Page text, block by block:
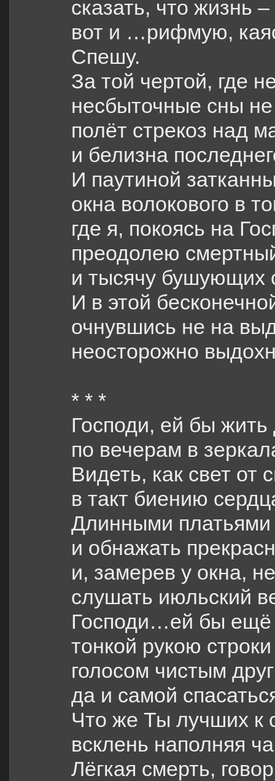
сказать, что жизнь
вот и …рифмую,
Спешу.
За той чертой, где
несбыточные сны
полёт стрекоз над
и белизна
И паутиной
окна волокового в
где я, покоясь на
преодолею
и тысячу бушующих
И в этой
очнувшись не на
неосторожно
* * *
Господи, ей бы жить
по вечерам в
Видеть, как свет от
в такт биению
Длинными
и обнажать
и, замерев у окна,
слушать июльский
Господи…ей бы ещё
тонкой рукою
голосом чистым
да и самой
Что же Ты лучших к
всклень наполняя
Лёгкая смерть,